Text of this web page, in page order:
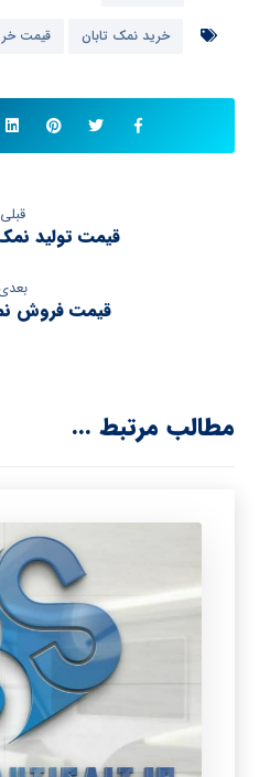
خرید نمک تابان قیمت
قبلی
قیمت تولید
قیمت فروش
مطالب مرتبط ...